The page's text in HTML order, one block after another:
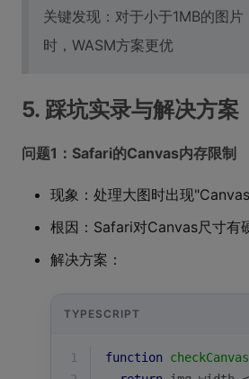
关键发现：对于小于1MB的图
时，WASM方案更优
5. 踩坑实录与解决方案
问题1：Safari的Canvas内存限制
现象：处理大图时出现
根因：Safari对Canvas尺寸有
解决方案：
TYPESCRIPT
1 function